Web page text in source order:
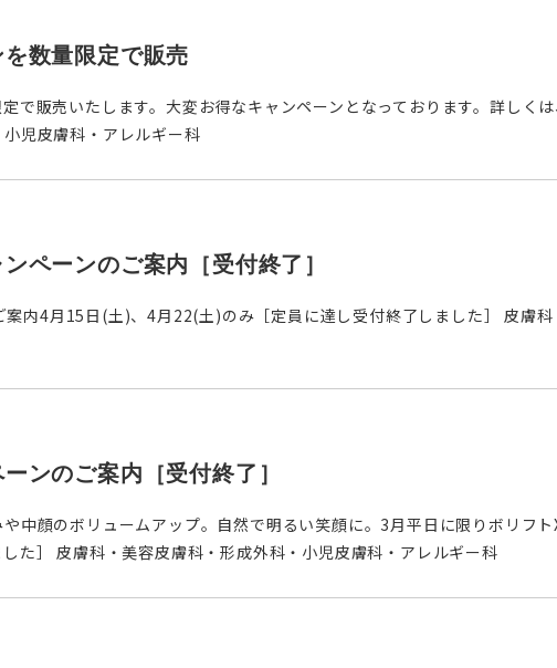
数量限定で販売
で販売いたします。大変お得なキャンペーンとなっております。詳しく
児皮膚科・アレルギー科
ペーンのご案内［受付終了］
内4月15日(土)、4月22(土)のみ［定員に達し受付終了しました］ 皮膚
ンのご案内［受付終了］
中顔のボリュームアップ。自然で明るい笑顔に。3月平日に限りボリフ
た］ 皮膚科・美容皮膚科・形成外科・小児皮膚科・アレルギー科